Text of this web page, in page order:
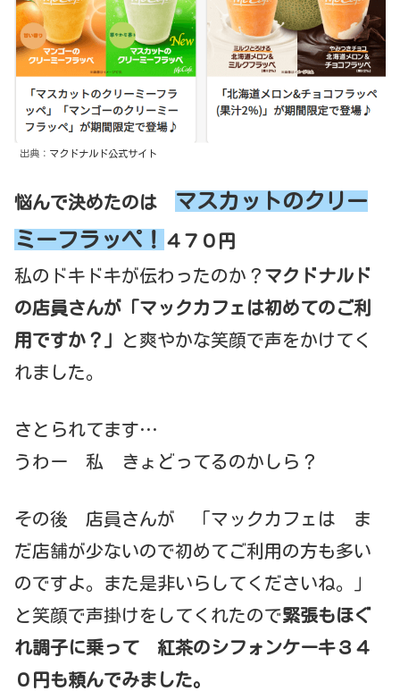
出典： マクドナルド公式サイト
悩んで決めたのは マスカットのクリー
ミーフラッペ！ ４７０円
私のドキドキが伝わったのか？ マクドナルド
の店員さんが「マックカフェは初めてのご利
用ですか？」
と爽やかな笑顔で声をかけてく
れました。
さとられてます…
うわー 私 きょどってるのかしら？
その後 店員さんが 「マックカフェは ま
だ店舗が少ないので初めてご利用の方も多い
のですよ。また是非いらしてくださいね。」
と笑顔で声掛けをしてくれたので緊張もほぐ
れ調子に乗って 紅茶のシフォンケーキ３４
０円も頼んでみました。